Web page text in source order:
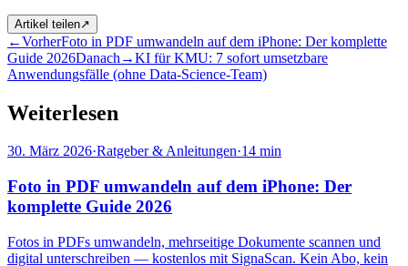
Artikel teilen↗
←VorherFoto in PDF umwandeln auf dem iPhone: Der komplette
Guide 2026Danach →KI für KMU: 7 sofort umsetzbare
Anwendungsfälle (ohne Data-Science-Team)
Weiterlesen
30. März 2026·Ratgeber & Anleitungen·14 min
Foto in PDF umwandeln auf dem iPhone: Der
komplette Guide 2026
Fotos in PDFs umwandeln, mehrseitige Dokumente scannen und
digital unterschreiben — kostenlos mit SignaScan. Kein Abo, kein